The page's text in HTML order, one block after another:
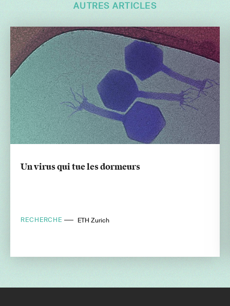
AUTRES ARTICLES
Un virus qui tue les dormeurs
RECHERCHE ETH Zurich